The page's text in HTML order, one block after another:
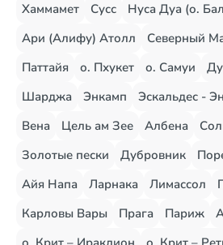
Хаммамет
Сусс
Нуса Дуа (о.
Ари (Алифу) Атолл
Северный
Паттайя
о. Пхукет о. Самуи
Шарджа
Энкамп Эскальдес -
Вена
Цель ам Зее Албена
Золотые пески
Дубровник
Айя Напа
Ларнака Лимассол
Карловы Вары
Прага Париж